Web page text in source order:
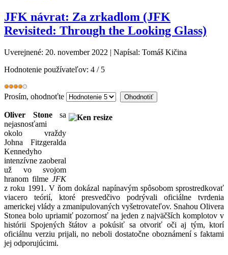
JFK návrat: Za zrkadlom (JFK
Revisited: Through the Looking Glass)
Uverejnené: 20. november 2022 | Napísal: Tomáš Kičina
Hodnotenie používateľov: 4 / 5
Prosím, ohodnoťte
Oliver Stonesa
nejasnosťami
okolo vraždy
Johna Fitzgeralda
Kennedyho
intenzívne zaoberal
už vo svojom
hranom filme JFK
z roku 1991. V ňom dokázal napínavým spôsobom sprostredkovať
viacero teórií, ktoré presvedčivo podrývali oficiálne tvrdenia
americkej vlády a zmanipulovaných vyšetrovateľov. Snahou Olivera
Stonea bolo upriamiť pozornosť na jeden z najväčších komplotov v
histórii Spojených štátov a pokúsiť sa otvoriť oči aj tým, ktorí
oficiálnu verziu prijali, no neboli dostatočne oboznámení s faktami
jej odporujúcimi.